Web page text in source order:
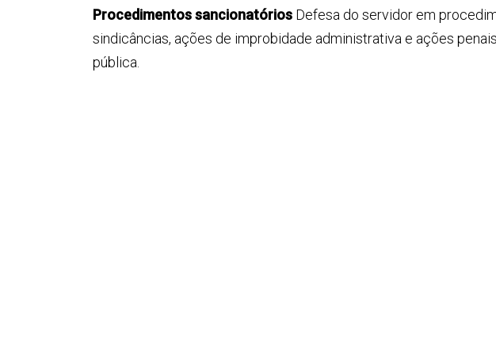
Procedimentos sancionatórios Defesa do servidor em
sindicâncias, ações de improbidade administrativa e ações
pública.